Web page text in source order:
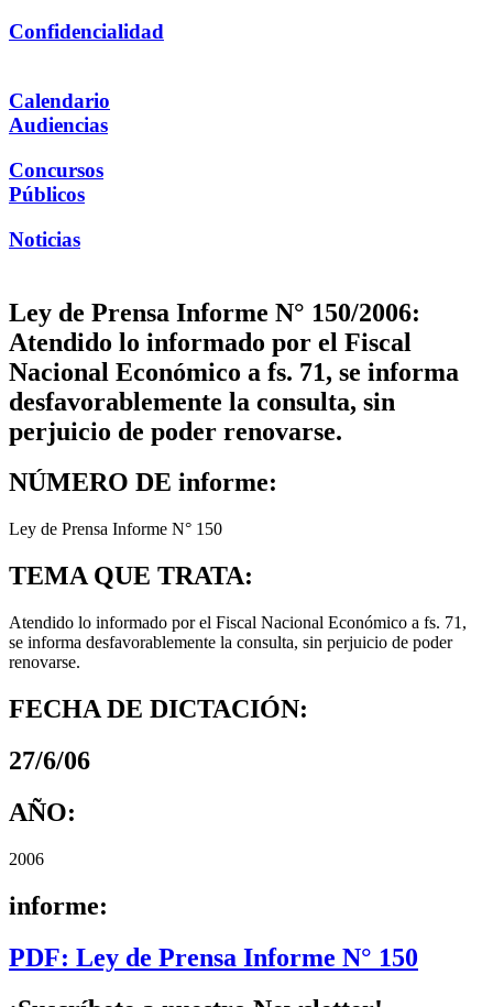
Confidencialidad
Calendario
Audiencias
Concursos
Públicos
Noticias
Ley de Prensa Informe N° 150/2006:
Atendido lo informado por el Fiscal
Nacional Económico a fs. 71, se informa
desfavorablemente la consulta, sin
perjuicio de poder renovarse.
NÚMERO DE informe:
Ley de Prensa Informe N° 150
TEMA QUE TRATA:
Atendido lo informado por el Fiscal Nacional Económico a fs. 71,
se informa desfavorablemente la consulta, sin perjuicio de poder
renovarse.
FECHA DE DICTACIÓN:
27/6/06
AÑO:
2006
informe:
PDF: Ley de Prensa Informe N° 150